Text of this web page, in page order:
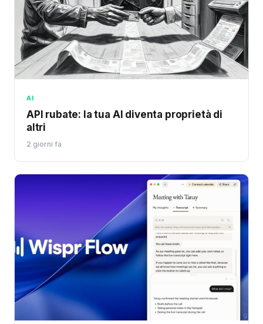
AI
API rubate: la tua AI diventa proprietà di
altri
2 giorni fa